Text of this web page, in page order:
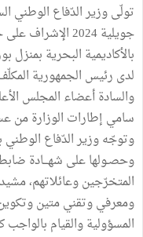
بالأكاديمية البحرية
لدى رئيس الجمهورية
والسادة أعضاء المجلس
سامي إطارات الوزارة من
وتوجّه وزير الدّفاع
وحصـولها على شهـــادة
المتخرّجين وعائلاتهم،
ومعرفي وتقني متين
المسؤولية والقيام